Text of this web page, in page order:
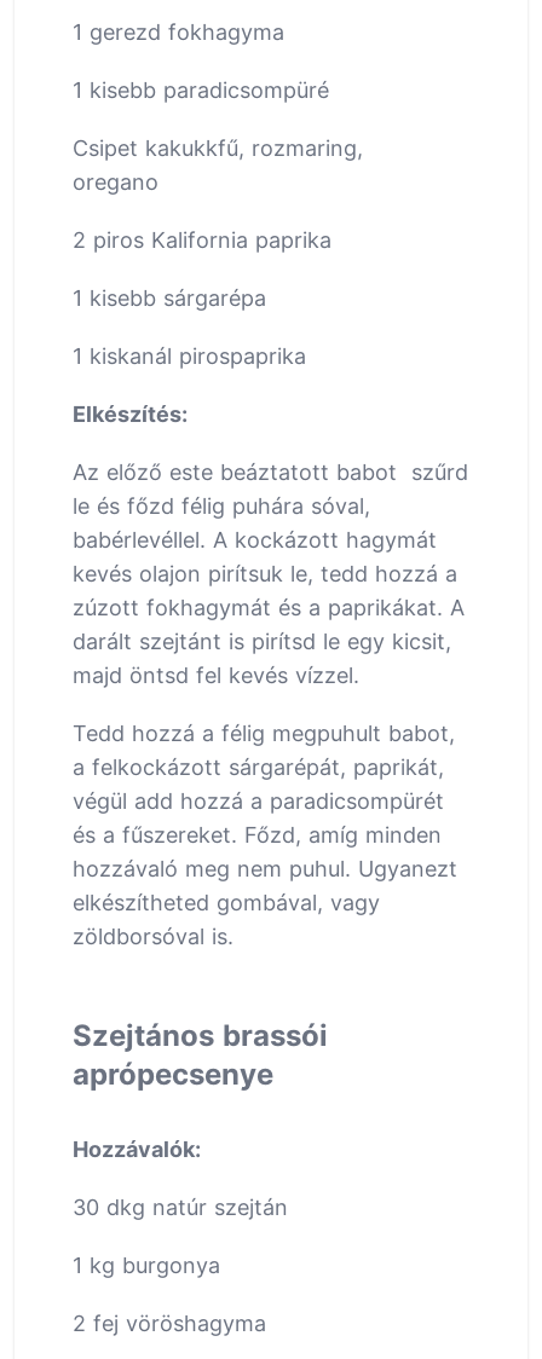
1 gerezd fokhagyma
1 kisebb paradicsompüré
Csipet kakukkfű, rozmaring,
oregano
2 piros Kalifornia paprika
1 kisebb sárgarépa
1 kiskanál pirospaprika
Elkészítés:
Az előző este beáztatott babot szűrd
le és főzd félig puhára sóval,
babérlevéllel. A kockázott hagymát
kevés olajon pirítsuk le, tedd hozzá a
zúzott fokhagymát és a paprikákat. A
darált szejtánt is pirítsd le egy kicsit,
majd öntsd fel kevés vízzel.
Tedd hozzá a félig megpuhult babot,
a felkockázott sárgarépát, paprikát,
végül add hozzá a paradicsompürét
és a fűszereket. Főzd, amíg minden
hozzávaló meg nem puhul. Ugyanezt
elkészítheted gombával, vagy
zöldborsóval is.
Szejtános brassói
aprópecsenye
Hozzávalók:
30 dkg natúr szejtán
1 kg burgonya
2 fej vöröshagyma